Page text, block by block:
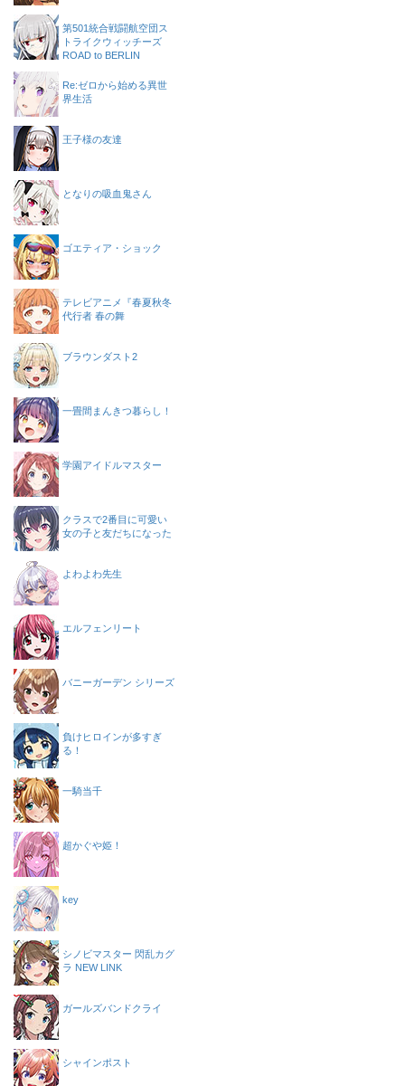
第501統合戦闘航空団ス
トライクウィッチーズ
ROAD to BERLIN
Re:ゼロから始める異世
界生活
王子様の友達
となりの吸血鬼さん
ゴエティア・ショック
テレビアニメ『春夏秋冬
代行者 春の舞
ブラウンダスト2
一畳間まんきつ暮らし！
学園アイドルマスター
クラスで2番目に可愛い
女の子と友だちになった
よわよわ先生
エルフェンリート
バニーガーデン シリーズ
負けヒロインが多すぎ
る！
一騎当千
超かぐや姫！
key
シノビマスター 閃乱カグ
ラ NEW LINK
ガールズバンドクライ
シャインポスト